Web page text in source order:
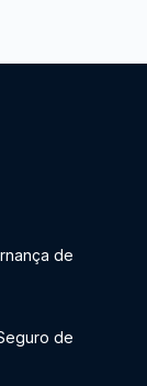
de
de